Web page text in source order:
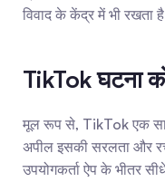
विवाद के केंद्र में भी रखता
TikTok घटना
मूल रूप से, TikTok एक
अपील इसकी सरलता और
उपयोगकर्ता ऐप के भीतर